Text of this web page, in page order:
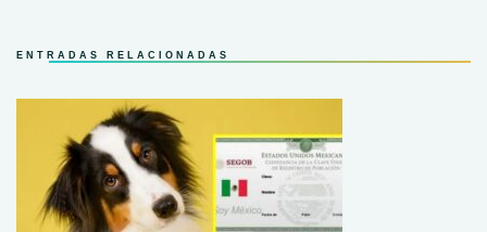
ENTRADAS RELACIONADAS